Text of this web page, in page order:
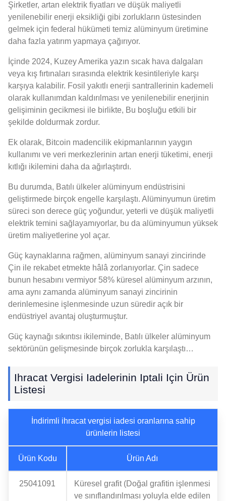
Şirketler, artan elektrik fiyatları ve düşük maliyetli
yenilenebilir enerji eksikliği gibi zorlukların üstesinden
gelmek için federal hükümeti temiz alüminyum üretimine
daha fazla yatırım yapmaya çağırıyor.
İçinde 2024, Kuzey Amerika yazın sıcak hava dalgaları
veya kış fırtınaları sırasında elektrik kesintileriyle karşı
karşıya kalabilir. Fosil yakıtlı enerji santrallerinin kademeli
olarak kullanımdan kaldırılması ve yenilenebilir enerjinin
gelişiminin gecikmesi ile birlikte, Bu boşluğu etkili bir
şekilde doldurmak zordur.
Ek olarak, Bitcoin madencilik ekipmanlarının yaygın
kullanımı ve veri merkezlerinin artan enerji tüketimi, enerji
kıtlığı ikilemini daha da ağırlaştırdı.
Bu durumda, Batılı ülkeler alüminyum endüstrisini
geliştirmede birçok engelle karşılaştı. Alüminyumun üretim
süreci son derece güç yoğundur, yeterli ve düşük maliyetli
elektrik temini sağlayamıyorlar, bu da alüminyumun yüksek
üretim maliyetlerine yol açar.
Güç kaynaklarına rağmen, alüminyum sanayi zincirinde
Çin ile rekabet etmekte hâlâ zorlanıyorlar. Çin sadece
bunun hesabını vermiyor 58% küresel alüminyum arzının,
ama aynı zamanda alüminyum sanayi zincirinin
derinlemesine işlenmesinde uzun süredir açık bir
endüstriyel avantaj oluşturmuştur.
Güç kaynağı sıkıntısı ikileminde, Batılı ülkeler alüminyum
sektörünün gelişmesinde birçok zorlukla karşılaştı…
Ihracat Vergisi Iadelerinin Iptali Için Ürün
Listesi
İndirimli ihracat vergisi iadesi oranlarına sahip
ürünlerin listesi
Ürün Kodu Ürün Adı
25041091
Küresel grafit (Doğal grafitin işlenmesi
ve sınıflandırılması yoluyla elde edilen